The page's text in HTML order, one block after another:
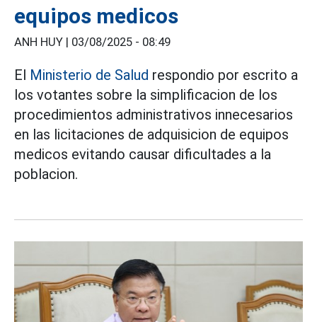
equipos medicos
ANH HUY | 03/08/2025 - 08:49
El Ministerio de Salud respondio por escrito a
los votantes sobre la simplificacion de los
procedimientos administrativos innecesarios
en las licitaciones de adquisicion de equipos
medicos evitando causar dificultades a la
poblacion.